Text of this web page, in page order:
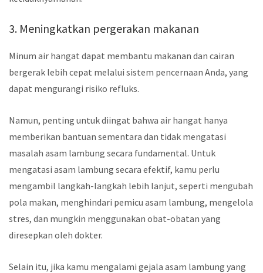
3. Meningkatkan pergerakan makanan
Minum air hangat dapat membantu makanan dan cairan
bergerak lebih cepat melalui sistem pencernaan Anda, yang
dapat mengurangi risiko refluks.
Namun, penting untuk diingat bahwa air hangat hanya
memberikan bantuan sementara dan tidak mengatasi
masalah asam lambung secara fundamental. Untuk
mengatasi asam lambung secara efektif, kamu perlu
mengambil langkah-langkah lebih lanjut, seperti mengubah
pola makan, menghindari pemicu asam lambung, mengelola
stres, dan mungkin menggunakan obat-obatan yang
diresepkan oleh dokter.
Selain itu, jika kamu mengalami gejala asam lambung yang